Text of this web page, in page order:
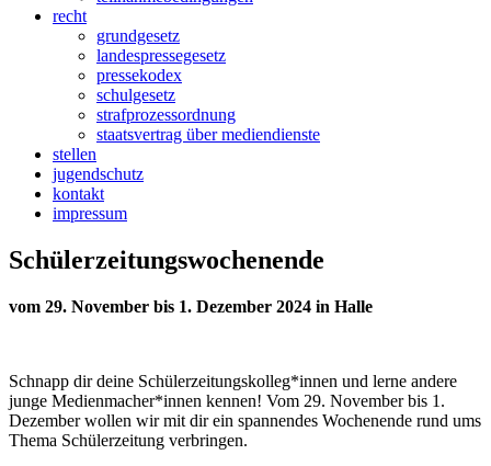
recht
grundgesetz
landespressegesetz
pressekodex
schulgesetz
strafprozessordnung
staatsvertrag über mediendienste
stellen
jugendschutz
kontakt
impressum
Schülerzeitungswochenende
vom 29. November bis 1. Dezember 2024 in Halle
Schnapp dir deine Schülerzeitungskolleg*innen und lerne andere
junge Medienmacher*innen kennen! Vom 29. November bis 1.
Dezember wollen wir mit dir ein spannendes Wochenende rund ums
Thema Schülerzeitung verbringen.